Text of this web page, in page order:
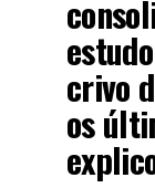
crivo
os